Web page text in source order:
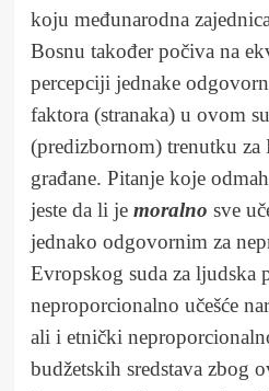
koju međunarodna
Bosnu također počiva na
percepciji jednake
faktora (stranaka) u ovom
(predizbornom) trenutku za
građane. Pitanje koje
jeste da li je moralno sve
jednako odgovornim za
Evropskog suda za ljudska
neproporcionalno učešće
ali i etnički
budžetskih sredstava zbog